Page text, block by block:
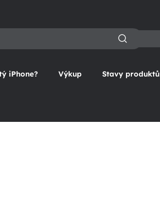
iPhone? Výkup Stavy produktů